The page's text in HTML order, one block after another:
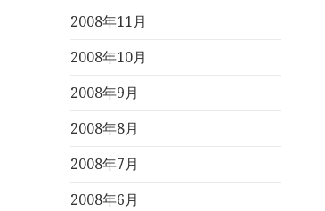
2008年11月
2008年10月
2008年9月
2008年8月
2008年7月
2008年6月